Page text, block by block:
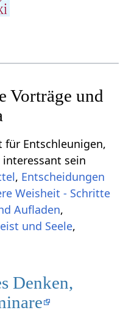
Vorträge und
für Entschleunigen,
sein
, Entscheidungen
Weisheit - Schritte
Aufladen,
und Seele,
Denken,